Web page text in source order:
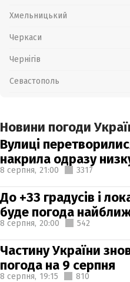
Хмельницький
Черкаси
Чернігів
Севастополь
Новини погоди
Вулиці
накрила одразу
8 серпня, 21:00 3317
До +33 градусів і
буде погода
8 серпня, 20:00 542
Частину України
погода на 9 серпня
8 серпня, 19:15 810